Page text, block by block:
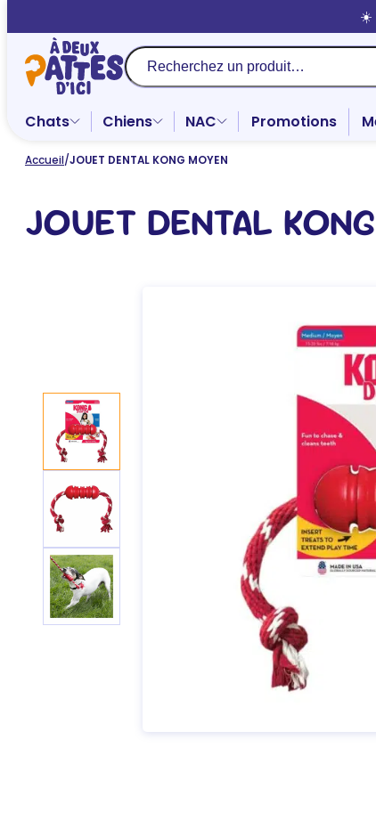
au
contenu
☀️
Recherche
Chats Chiens NAC Promotions
Accueil/JOUET DENTAL KONG MOYEN
JOUET DENTAL